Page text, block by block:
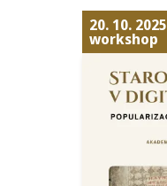
20. 10. 2025
workshop